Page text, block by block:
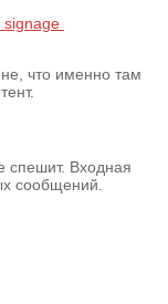
signage
что именно там
спешит. Входная
сообщений.